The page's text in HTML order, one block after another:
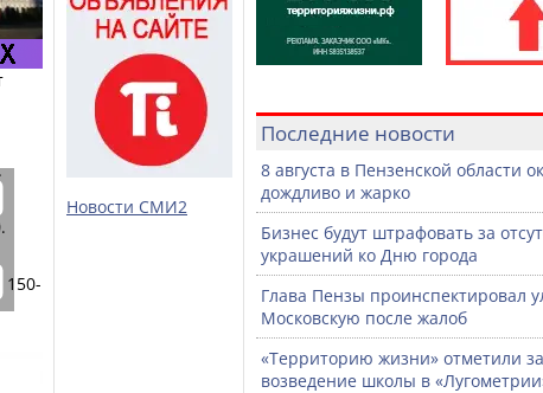
Новости СМИ2
Последние новости
8 августа в Пензенской области
дождливо и жарко
Бизнес будут штрафовать за
украшений ко Дню города
Глава Пензы проинспектировал
Московскую после жалоб
«Территорию жизни» отметили за
возведение школы в